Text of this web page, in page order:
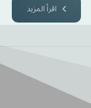
اقرأ المزيد